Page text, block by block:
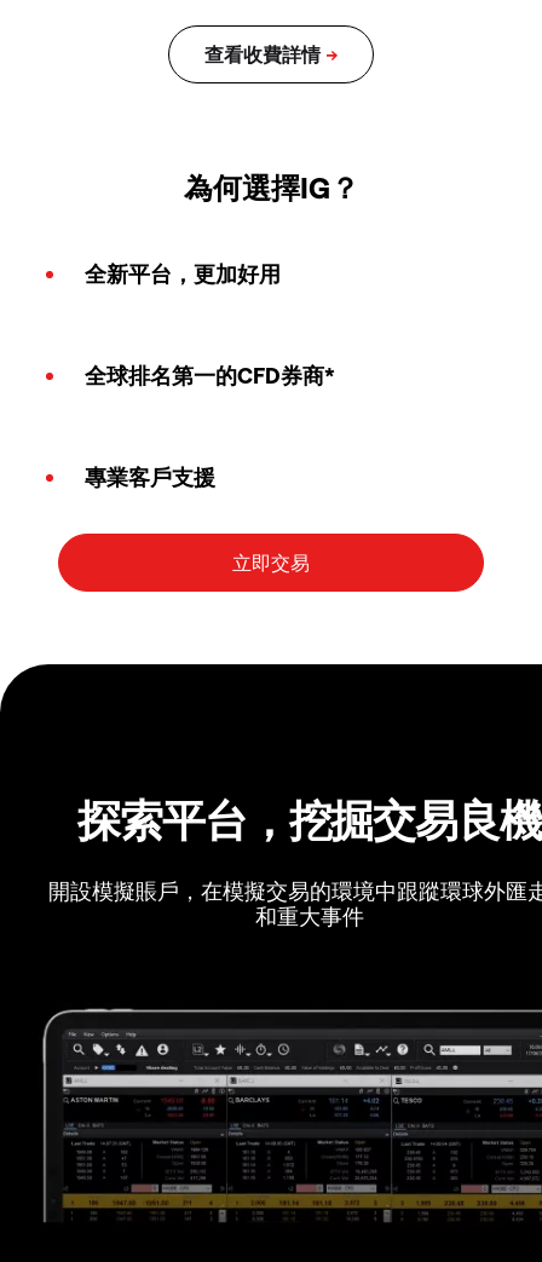
為何選擇IG？
全新平台，更加好用
全球排名第一的CFD券商*
專業客戶支援
探索平台，挖掘交易良機
開設模擬賬戶，在模擬交易的環境中跟蹤環球外匯
和重大事件